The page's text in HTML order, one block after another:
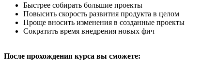
Быстрее собирать большие проекты
Повысить скорость развития продукта в целом
Проще вносить изменения в созданные проекты
Сократить время внедрения новых фич
После прохождения курса вы сможете: